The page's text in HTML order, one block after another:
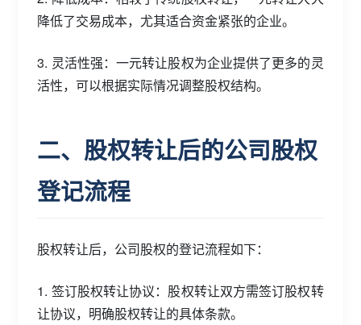
降低了交易成本，尤其适合资金紧张的企业。
3. 灵活性强：一元转让股权为企业提供了更多的灵
活性，可以根据实际情况调整股权结构。
二、股权转让后的公司股权
登记流程
股权转让后，公司股权的登记流程如下：
1. 签订股权转让协议：股权转让双方需签订股权转
让协议，明确股权转让的具体条款。